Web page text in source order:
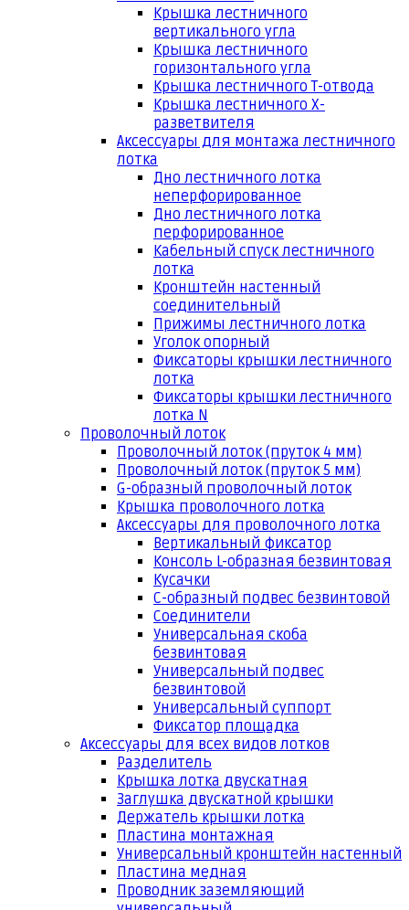
Крышка лестничного
вертикального угла
Крышка лестничного
горизонтального угла
Крышка лестничного Т-отвода
Крышка лестничного Х-
разветвителя
Аксессуары для монтажа лестничного
лотка
Дно лестничного лотка
неперфорированное
Дно лестничного лотка
перфорированное
Кабельный спуск лестничного
лотка
Кронштейн настенный
соединительный
Прижимы лестничного лотка
Уголок опорный
Фиксаторы крышки лестничного
лотка
Фиксаторы крышки лестничного
лотка N
Проволочный лоток
Проволочный лоток (пруток 4 мм)
Проволочный лоток (пруток 5 мм)
G-образный проволочный лоток
Крышка проволочного лотка
Аксессуары для проволочного лотка
Вертикальный фиксатор
Консоль L-образная безвинтовая
Кусачки
С-образный подвес безвинтовой
Соединители
Универсальная скоба
безвинтовая
Универсальный подвес
безвинтовой
Универсальный суппорт
Фиксатор площадка
Аксессуары для всех видов лотков
Разделитель
Крышка лотка двускатная
Заглушка двускатной крышки
Держатель крышки лотка
Пластина монтажная
Универсальный кронштейн настенный
Пластина медная
Проводник заземляющий